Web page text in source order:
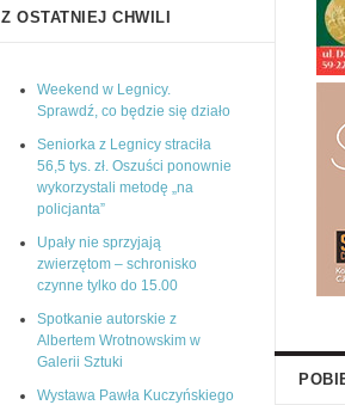
Z OSTATNIEJ CHWILI
Weekend w Legnicy.
Sprawdź, co będzie się działo
Seniorka z Legnicy straciła
56,5 tys. zł. Oszuści ponownie
wykorzystali metodę „na
policjanta”
Upały nie sprzyjają
zwierzętom – schronisko
czynne tylko do 15.00
Spotkanie autorskie z
Albertem Wrotnowskim w
Galerii Sztuki
Wystawa Pawła Kuczyńskiego